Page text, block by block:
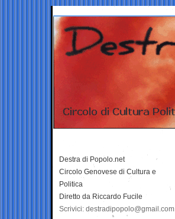
Destra di Popolo.net
Circolo Genovese di Cultura e
Politica
Diretto da Riccardo Fucile
Scrivici: destradipopolo@gmail.com